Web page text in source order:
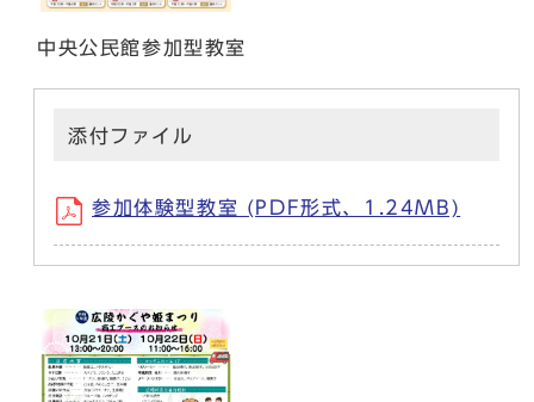
中央公民館参加型教室
添付ファイル
参加体験型教室 (PDF形式、1.24MB)